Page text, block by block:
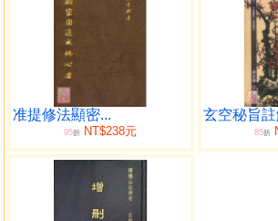
一貫，好學不倦，透解眞理，爲人覆宅，
驗如神，而不犯自欺欺人。余流覽山川名
葬，不下數百次，所論吉凶禍福，十應八
宅風水之美，自不待言，反之貧賤人家，
受遺害，不可勝一言，不可不慎。
本書匯集陽宅學術精華，闡發陽宅學
句淺顯易學，可資實用，吉凶瞭如指掌，
求教於人，是一本有研究參考之書籍，願
探討，加以運用，發揮良知，貢獻己力，
立富足安康社會。然學海無止，尚祈諸前
准提修法顯密...
95折 NT$238元
玄空秘旨
85折